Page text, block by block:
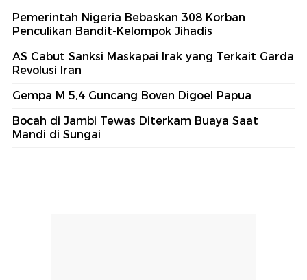
Pemerintah Nigeria Bebaskan 308 Korban
Penculikan Bandit-Kelompok Jihadis
AS Cabut Sanksi Maskapai Irak yang Terkait Garda
Revolusi Iran
Gempa M 5,4 Guncang Boven Digoel Papua
Bocah di Jambi Tewas Diterkam Buaya Saat
Mandi di Sungai